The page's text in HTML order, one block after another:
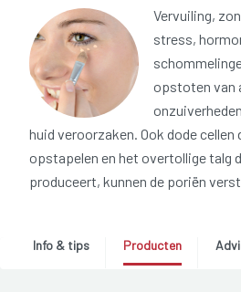
Vervuiling,
stress,
opstoten van
huid veroorzaken. Ook dode cellen
opstapelen en het overtollige talg
produceert, kunnen de poriën
Info & tips Producten